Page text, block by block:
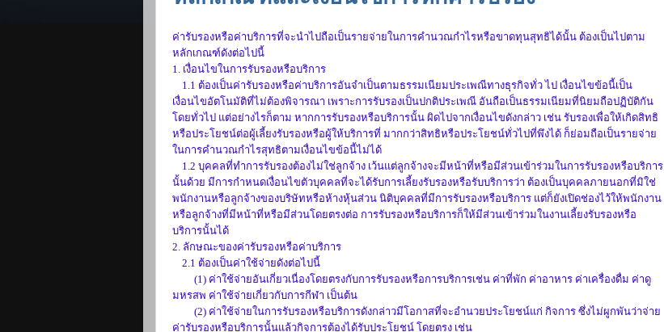
ค่ารับรองหรือค่าบริการที่จะนำไปถือเป็นรายจ่ายในการคำนวณกำไรหรือขาดทุนสุทธิได้นั้น ต้องเป็นไปตาม
หลักเกณฑ์ดังต่อไปนี้
1. เงื่อนไขในการรับรองหรือบริการ
1.1 ต้องเป็นค่ารับรองหรือค่าบริการอันจำเป็นตามธรรมเนียมประเพณีทางธุรกิจทั่ว ไป เงื่อนไขข้อนี้เป็น
เงื่อนไขอัตโนมัติที่ไม่ต้องพิจารณา เพราะการรับรองเป็นปกติประเพณี อันถือเป็นธรรมเนียมที่นิยมถือปฏิบัติกัน
โดยทั่วไป แต่อย่างไรก็ตาม หากการรับรองหรือบริการนั้น ผิดไปจากเงื่อนไขดังกล่าว เช่น รับรองเพื่อให้เกิดสิทธิ
หรือประโยชน์ต่อผู้เลี้ยงรับรองหรือผู้ให้บริการที่ มากกว่าสิทธิหรือประโยชน์ทั่วไปที่พึงได้ ก็ย่อมถือเป็นรายจ่าย
ในการคำนวณกำไรสุทธิตามเงื่อนไขข้อนี้ไม่ได้
1.2 บุคคลที่ทำการรับรองต้องไม่ใช่ลูกจ้าง เว้นแต่ลูกจ้างจะมีหน้าที่หรือมีส่วนเข้าร่วมในการรับรองหรือบริการ
นั้นด้วย มีการกำหนดเงื่อนไขตัวบุคคลที่จะได้รับการเลี้ยงรับรองหรือรับบริการว่า ต้องเป็นบุคคลภายนอกที่มิใช่
พนักงานหรือลูกจ้างของบริษัทหรือห้างหุ้นส่วน นิติบุคคลที่มีการรับรองหรือบริการ แต่ก็ยังเปิดช่องไว้ให้พนักงาน
หรือลูกจ้างที่มีหน้าที่หรือมีส่วนโดยตรงต่อ การรับรองหรือบริการก็ให้มีส่วนเข้าร่วมในงานเลี้ยงรับรองหรือ
บริการนั้นได้
2. ลักษณะของค่ารับรองหรือค่าบริการ
2.1 ต้องเป็นค่าใช้จ่ายดังต่อไปนี้
(1) ค่าใช้จ่ายอันเกี่ยวเนื่องโดยตรงกับการรับรองหรือการบริการเช่น ค่าที่พัก ค่าอาหาร ค่าเครื่องดื่ม ค่าดู
มหรสพ ค่าใช้จ่ายเกี่ยวกับการกีฬา เป็นต้น
(2) ค่าใช้จ่ายในการรับรองหรือบริการดังกล่าวมีโอกาสที่จะอำนวยประโยชน์แก่ กิจการ ซึ่งไม่ผูกพันว่าจ่าย
ค่ารับรองหรือบริการนั้นแล้วกิจการต้องได้รับประโยชน์ โดยตรง เช่น